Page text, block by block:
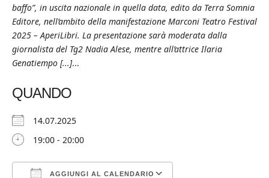
baffo”, in uscita nazionale in quella data, edito da Terra Somnia
Editore, nell’ambito della manifestazione Marconi Teatro Festival
2025 – AperiLibri. La presentazione sarà moderata dalla
giornalista del Tg2 Nadia Alese, mentre all’attrice Ilaria
Genatiempo [...]...
QUANDO
14.07.2025
19:00 - 20:00
AGGIUNGI AL CALENDARIO